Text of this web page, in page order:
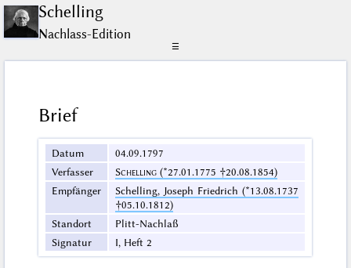
Schelling
Nachlass-Edition
☰
Brief
Datum
04.09.1797
Verfasser
Schelling (*27.01.1775 †20.08.1854)
Empfänger
Schelling, Joseph Friedrich (*13.08.1737
†05.10.1812)
Standort
Plitt-Nachlaß
Signatur
I, Heft 2